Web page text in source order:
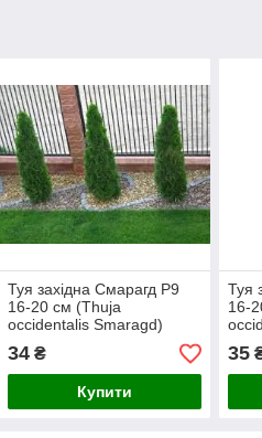
Туя західна Смарагд Р9
16-20 см (Thuja
occidentalis Smaragd)
34₴
Купити
Туя
16-
35